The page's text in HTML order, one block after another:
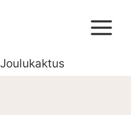
Joulukaktus